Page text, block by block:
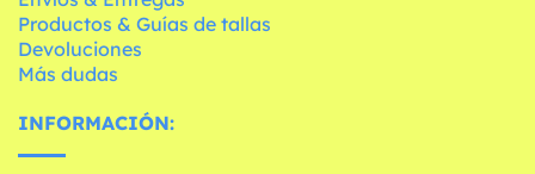
Productos & Guías de tallas
Devoluciones
Más dudas
INFORMACIÓN: